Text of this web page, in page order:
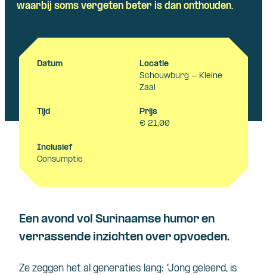
waarbij soms vergeten beter is dan onthouden.
Datum
Locatie
Schouwburg - Kleine
Zaal
Tijd
Prijs
€ 21,00
Inclusief
Consumptie
Een avond vol Surinaamse humor en
verrassende inzichten over opvoeden.
Ze zeggen het al generaties lang: “Jong geleerd, is